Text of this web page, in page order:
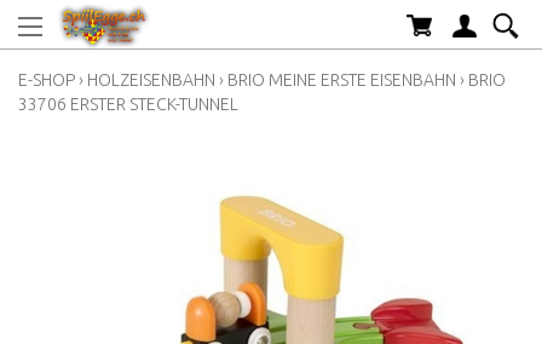
E-SHOP › HOLZEISENBAHN › BRIO MEINE ERSTE EISENBAHN › BRIO
33706 ERSTER STECK-TUNNEL